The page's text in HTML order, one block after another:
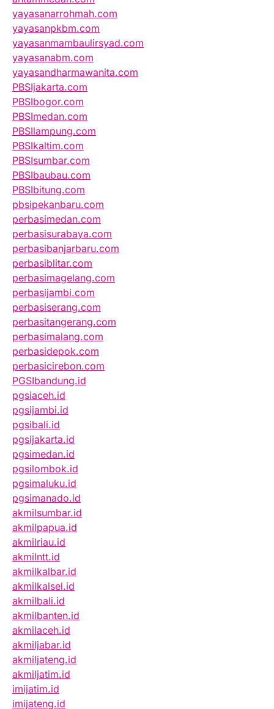
yayasanarrohmah.com
yayasanpkbm.com
yayasanmambaulirsyad.com
yayasanabm.com
yayasandharmawanita.com
PBSIjakarta.com
PBSIbogor.com
PBSImedan.com
PBSIlampung.com
PBSIkaltim.com
PBSIsumbar.com
PBSIbaubau.com
PBSIbitung.com
pbsipekanbaru.com
perbasimedan.com
perbasisurabaya.com
perbasibanjarbaru.com
perbasiblitar.com
perbasimagelang.com
perbasijambi.com
perbasiserang.com
perbasitangerang.com
perbasimalang.com
perbasidepok.com
perbasicirebon.com
PGSIbandung.id
pgsiaceh.id
pgsijambi.id
pgsibali.id
pgsijakarta.id
pgsimedan.id
pgsilombok.id
pgsimaluku.id
pgsimanado.id
akmilsumbar.id
akmilpapua.id
akmilriau.id
akmilntt.id
akmilkalbar.id
akmilkalsel.id
akmilbali.id
akmilbanten.id
akmilaceh.id
akmiljabar.id
akmiljateng.id
akmiljatim.id
imijatim.id
imijateng.id